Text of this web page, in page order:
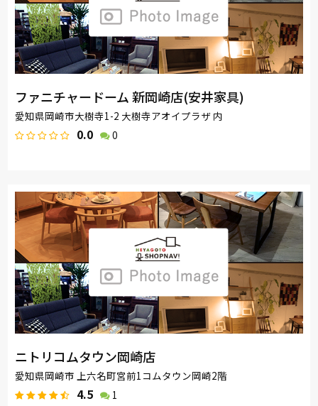
ファニチャードーム 新岡崎店(安井家具)
愛知県岡崎市大樹寺1-2 大樹寺アオイプラザ 内
0.0 0
ニトリコムタウン岡崎店
愛知県岡崎市 上六名町宮前1コムタウン岡崎2階
4.5 1